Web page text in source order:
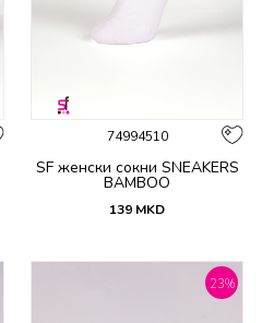
74994510
SF женски сокни SNEAKERS
BAMBOO
139 MKD
23%